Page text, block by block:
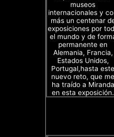
museos
internacionales y
más un centenar
exposiciones por
el mundo y de
permanente en
Alemania, Francia,
Estados Unidos,
Portugal,hasta este
nuevo reto, que me
ha traído a Miranda
en esta exposición.